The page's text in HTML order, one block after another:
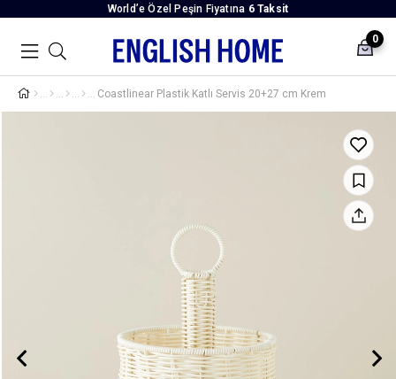
World’e Özel Peşin Fiyatına 6 Taksit
0
Coastlinear Plastik Katlı Servis 20+27 cm Krem